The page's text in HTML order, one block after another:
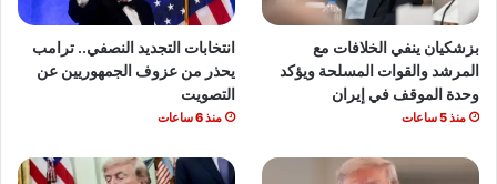
بزشكيان ينفي الخلافات مع
المرشد والقوات المسلحة ويؤكد
وحدة الموقف في إيران
منذ 5 ساعات
انتخابات التجديد النصفي.. ترامب
يحذر من عزوف الجمهوريين عن
التصويت
منذ 6 ساعات